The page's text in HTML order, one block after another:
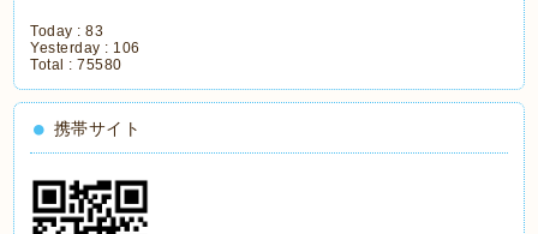
Today :83
Yesterday : 106
Total :75580
携帯サイト